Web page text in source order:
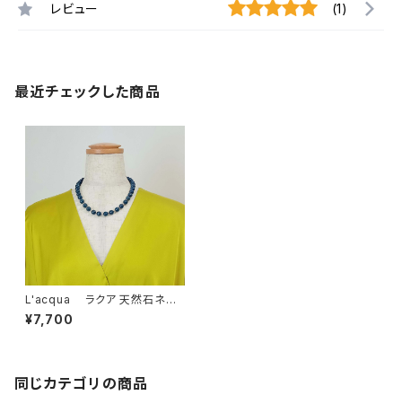
レビュー (1)
最近チェックした商品
L'acqua ラクア 天然石ネッ
クレス（ハウライトラピス）
¥7,700
同じカテゴリの商品